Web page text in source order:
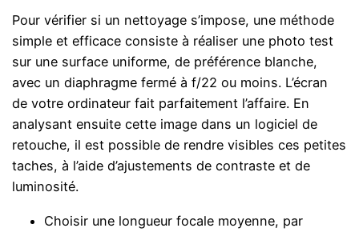
Pour vérifier si un nettoyage s’impose, une méthode
simple et efficace consiste à réaliser une photo test
sur une surface uniforme, de préférence blanche,
avec un diaphragme fermé à f/22 ou moins. L’écran
de votre ordinateur fait parfaitement l’affaire. En
analysant ensuite cette image dans un logiciel de
retouche, il est possible de rendre visibles ces petites
taches, à l’aide d’ajustements de contraste et de
luminosité.
Choisir une longueur focale moyenne, par